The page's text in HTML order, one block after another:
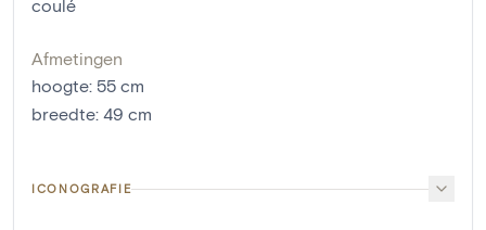
coulé
Afmetingen
hoogte: 55 cm
breedte: 49 cm
ICONOGRAFIE